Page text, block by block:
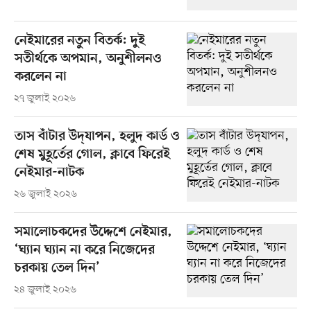
নেইমারের নতুন বিতর্ক: দুই
সতীর্থকে অপমান, অনুশীলনও
করলেন না
২৭ জুলাই ২০২৬
তাস বাঁটার উদ্‌যাপন, হলুদ কার্ড ও
শেষ মুহূর্তের গোল, ক্লাবে ফিরেই
নেইমার-নাটক
২৬ জুলাই ২০২৬
সমালোচকদের উদ্দেশে নেইমার,
‘ঘ্যান ঘ্যান না করে নিজেদের
চরকায় তেল দিন’
২৪ জুলাই ২০২৬